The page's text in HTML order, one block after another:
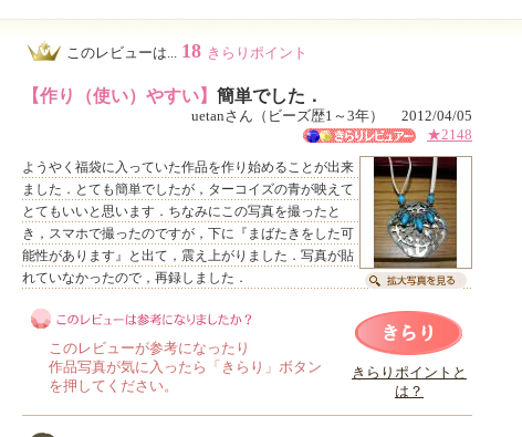
このレビューは... 18 きらりポイント
【作り（使い）やすい】 簡単でした．
uetanさん（ビーズ歴1～3年） 2012/04/05
★2148
ようやく福袋に入っていた作品を作り始めることが出来
ました．とても簡単でしたが，ターコイズの青が映えて
とてもいいと思います．ちなみにこの写真を撮ったと
き，スマホで撮ったのですが，下に『まばたきをした可
能性があります』と出て，震え上がりました．写真が貼
れていなかったので，再録しました．
このレビューが参考になったり
作品写真が気に入ったら「きらり」ボタン
を押してください。
きらりポイントと
は？